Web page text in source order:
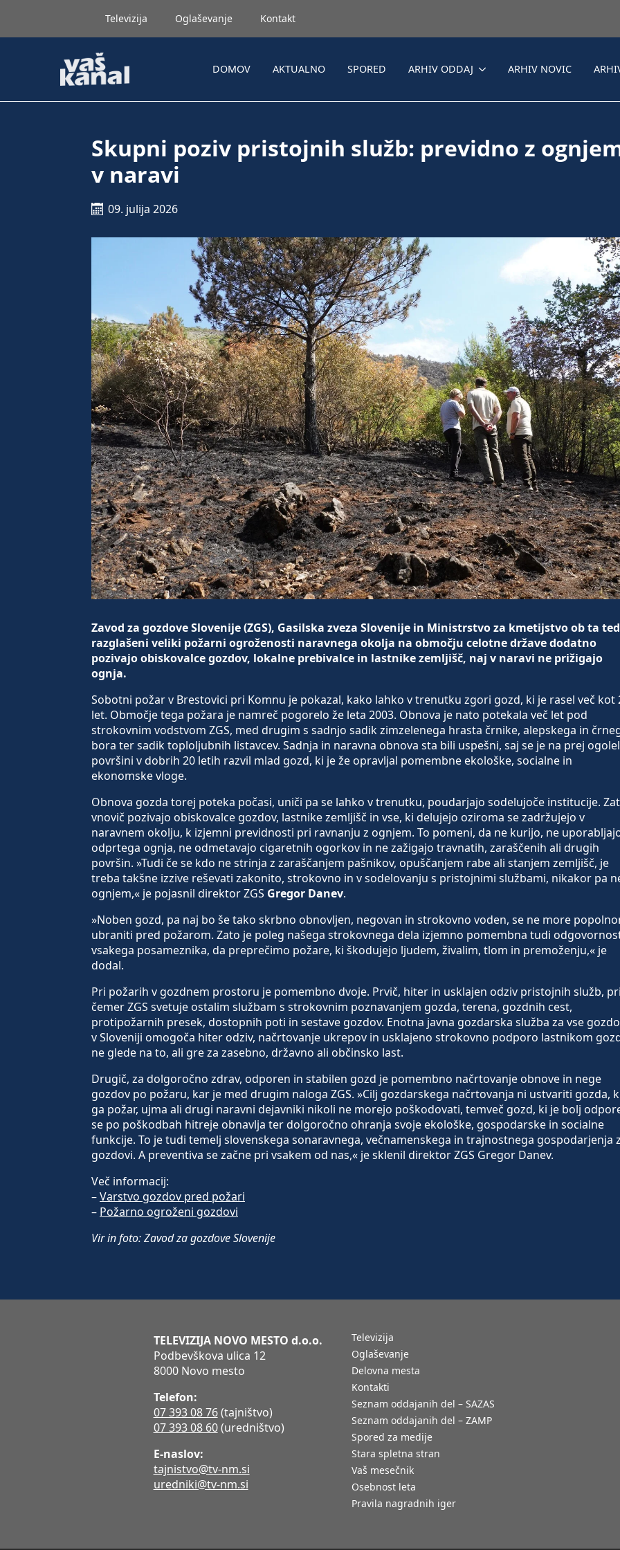
Televizija Oglaševanje Kontakt
DOMOV AKTUALNO SPORED ARHIV ODDAJ ARHIV NOVIC
Skupni poziv pristojnih služb: previdno z
v naravi
09. julija 2026
Zavod za gozdove Slovenije (ZGS), Gasilska zveza Slovenije in Ministrstvo za kmetijstvo ob ta
razglašeni veliki požarni ogroženosti naravnega okolja na območju celotne države dodatno
pozivajo obiskovalce gozdov, lokalne prebivalce in lastnike zemljišč, naj v naravi ne prižigajo
ognja.
Sobotni požar v Brestovici pri Komnu je pokazal, kako lahko v trenutku zgori gozd, ki je rasel več kot
let. Območje tega požara je namreč pogorelo že leta 2003. Obnova je nato potekala več let pod
strokovnim vodstvom ZGS, med drugim s sadnjo sadik zimzelenega hrasta črnike, alepskega in
bora ter sadik toploljubnih listavcev. Sadnja in naravna obnova sta bili uspešni, saj se je na prej
površini v dobrih 20 letih razvil mlad gozd, ki je že opravljal pomembne ekološke, socialne in
ekonomske vloge.
Obnova gozda torej poteka počasi, uniči pa se lahko v trenutku, poudarjajo sodelujoče institucije.
vnovič pozivajo obiskovalce gozdov, lastnike zemljišč in vse, ki delujejo oziroma se zadržujejo v
naravnem okolju, k izjemni previdnosti pri ravnanju z ognjem. To pomeni, da ne kurijo, ne
odprtega ognja, ne odmetavajo cigaretnih ogorkov in ne zažigajo travnatih, zaraščenih ali drugih
površin. »Tudi če se kdo ne strinja z zaraščanjem pašnikov, opuščanjem rabe ali stanjem zemljišč, je
treba takšne izzive reševati zakonito, strokovno in v sodelovanju s pristojnimi službami, nikakor pa
ognjem,« je pojasnil direktor ZGS Gregor Danev.
»Noben gozd, pa naj bo še tako skrbno obnovljen, negovan in strokovno voden, se ne more
ubraniti pred požarom. Zato je poleg našega strokovnega dela izjemno pomembna tudi
vsakega posameznika, da preprečimo požare, ki škodujejo ljudem, živalim, tlom in premoženju,« je
dodal.
Pri požarih v gozdnem prostoru je pomembno dvoje. Prvič, hiter in usklajen odziv pristojnih služb, pri
čemer ZGS svetuje ostalim službam s strokovnim poznavanjem gozda, terena, gozdnih cest,
protipožarnih presek, dostopnih poti in sestave gozdov. Enotna javna gozdarska služba za vse
v Sloveniji omogoča hiter odziv, načrtovanje ukrepov in usklajeno strokovno podporo lastnikom
ne glede na to, ali gre za zasebno, državno ali občinsko last.
Drugič, za dolgoročno zdrav, odporen in stabilen gozd je pomembno načrtovanje obnove in nege
gozdov po požaru, kar je med drugim naloga ZGS. »Cilj gozdarskega načrtovanja ni ustvariti gozda,
ga požar, ujma ali drugi naravni dejavniki nikoli ne morejo poškodovati, temveč gozd, ki je bolj
se po poškodbah hitreje obnavlja ter dolgoročno ohranja svoje ekološke, gospodarske in socialne
funkcije. To je tudi temelj slovenskega sonaravnega, večnamenskega in trajnostnega gospodarjenja z
gozdovi. A preventiva se začne pri vsakem od nas,« je sklenil direktor ZGS Gregor Danev.
Več informacij:
–Varstvo gozdov pred požari
– Požarno ogroženi gozdovi
Vir in foto: Zavod za gozdove Slovenije
TELEVIZIJA NOVO MESTO d.o.o.
Podbevškova ulica 12
8000 Novo mesto
Telefon:
07 393 08 76(tajništvo)
07 393 08 60(uredništvo)
E-naslov:
tajnistvo@tv-nm.si
uredniki@tv-nm.si
Televizija
Oglaševanje
Delovna mesta
Kontakti
Seznam oddajanih del – SAZAS
Seznam oddajanih del – ZAMP
Spored za medije
Stara spletna stran
Vaš mesečnik
Osebnost leta
Pravila nagradnih iger